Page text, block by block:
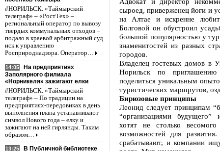
#НОРИЛЬСК. «Таймырский
телеграф» – «РостТех» –
региональный оператор по вывозу
твердых коммунальных отходов –
подало в краевой арбитражный суд
иск к управлению
Росприроднадзора. Оператор…
14:05
На предприятиях
Заполярного филиала
«Норникеля» зажигают елки
#НОРИЛЬСК. «Таймырский
телеграф» – По традиции на
предприятиях-передовиках в день
выполнения плана устанавливают
символ Нового года – елку и
зажигают на ней гирлянды. Таким
образом…
13:25
В Публичной библиотеке
сыроед, приверженец йоги и
на Алтае и искренне
Болговой он обустроил
большой популярностью у
знаменитостей из разных
городов.
Владелец гостевых домов в
Норильск по приглашению
поделиться уникальным
туристических маршрутов,
Бирюзовые принципы
Леонид следует принципам
“организациями
хотят не столько
возможностей для
срабатывают, и компании